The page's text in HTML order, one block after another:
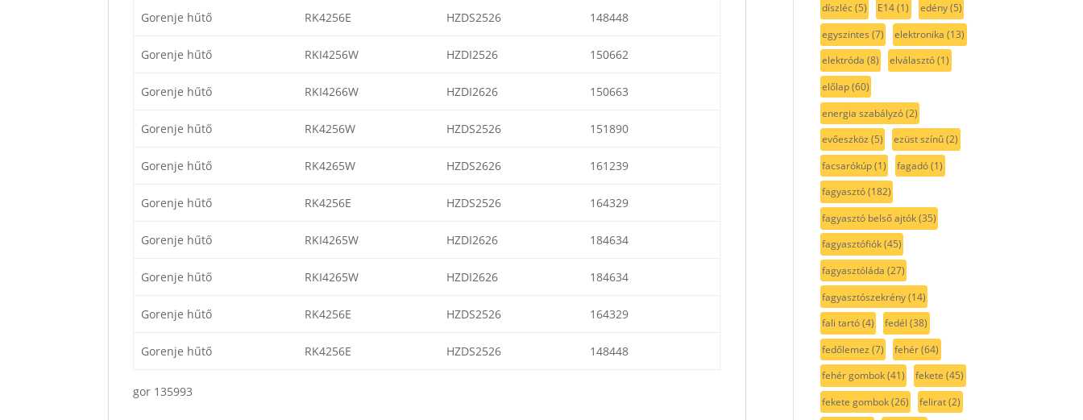
Gorenje hűtő RK4256E HZDS2526 148448
Gorenje hűtő RKI4256W HZDI2526 150662
Gorenje hűtő RKI4266W HZDI2626 150663
Gorenje hűtő RK4256W HZDS2526 151890
Gorenje hűtő RK4265W HZDS2626 161239
Gorenje hűtő RK4256E HZDS2526 164329
Gorenje hűtő RKI4265W HZDI2626 184634
Gorenje hűtő RKI4265W HZDI2626 184634
Gorenje hűtő RK4256E HZDS2526 164329
Gorenje hűtő RK4256E HZDS2526 148448
gor 135993
díszléc(5) E14(1) edény(5)
egyszintes (7) elektronika (13)
elektróda (8) elválasztó(1)
előlap(60)
energia szabályzó(2)
evőeszköz (5) ezüst színű(2)
facsarókúp(1) fagadó(1)
fagyasztó(182)
fagyasztó belső ajtók(35)
fagyasztófiók(45)
fagyasztóláda (27)
fagyasztószekrény(14)
fali tartó(4) fedél (38)
fedőlemez (7) fehér(64)
fehér gombok(41) fekete (45)
fekete gombok(26) felirat(2)